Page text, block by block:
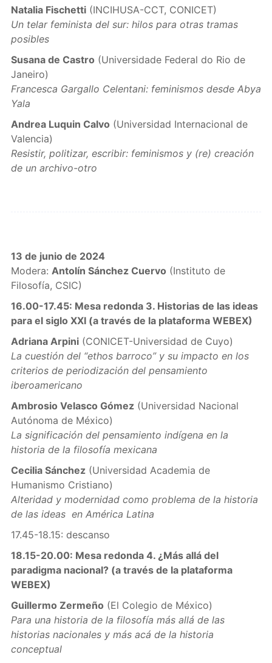
Natalia Fischetti(INCIHUSA-CCT, CONICET)
Un telar feminista del sur: hilos para otras tramas
posibles
Susana de Castro (Universidade Federal do Rio de
Janeiro)
Francesca Gargallo Celentani: feminismos desde Abya
Yala
Andrea Luquin Calvo (Universidad Internacional de
Valencia)
Resistir, politizar, escribir: feminismos y (re) creación
de un archivo-otro
13 de junio de 2024
Modera: Antolín Sánchez Cuervo (Instituto de
Filosofía, CSIC)
16.00-17.45: Mesa redonda 3. Historias de las ideas
para el siglo XXI (a través de la plataforma WEBEX)
Adriana Arpini(CONICET-Universidad de Cuyo)
La cuestión del “ethos barroco” y su impacto en los
criterios de periodización del pensamiento
iberoamericano
Ambrosio Velasco Gómez(Universidad Nacional
Autónoma de México)
La significación del pensamiento indígena en la
historia de la filosofía mexicana
Cecilia Sánchez(Universidad Academia de
Humanismo Cristiano)
Alteridad y modernidad como problema de la historia
de las ideas en América Latina
17.45-18.15: descanso
18.15-20.00: Mesa redonda 4. ¿Más allá del
paradigma nacional? (a través de la plataforma
WEBEX)
Guillermo Zermeño (El Colegio de México)
Para una historia de la filosofía más allá de las
historias nacionales y más acá de la historia
conceptual